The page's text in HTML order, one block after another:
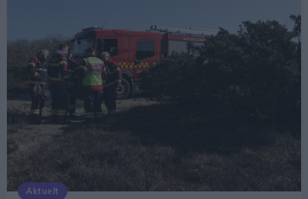
Aktuelt